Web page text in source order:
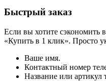
Быстрый заказ
Если вы хотите сэкономить
«Купить в 1 клик». Просто
Ваше имя.
Контактный номер
Название или артикул